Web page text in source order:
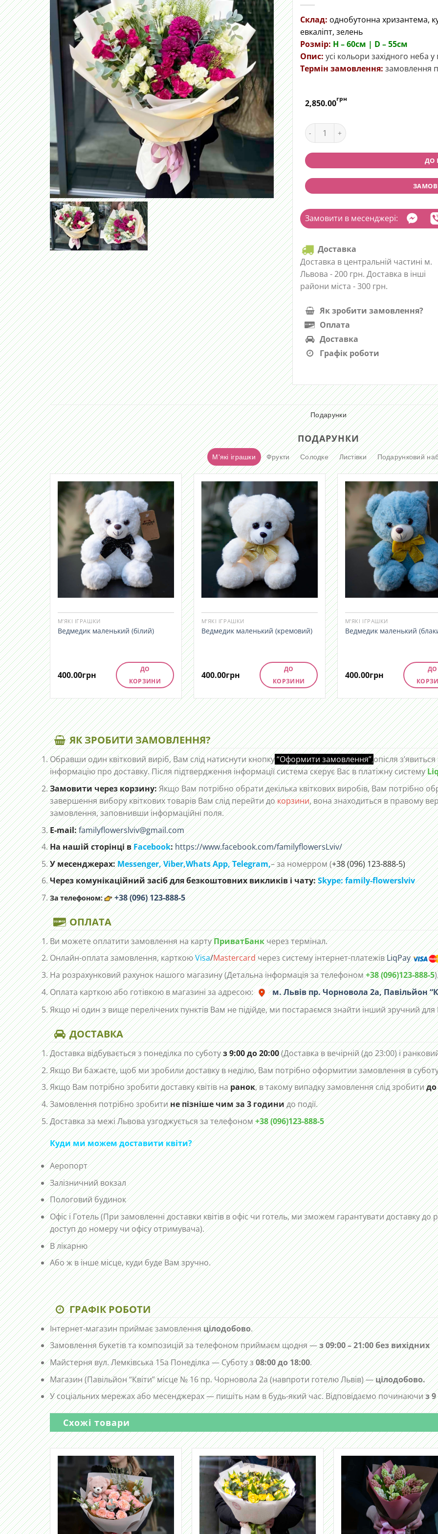
Склад: однобутонна хризантема,
евкаліпт, зелень
Розмір: H – 60cм | D – 55см
Опис: усі кольори західного неба
Термін замовлення: замовлення
2,850.00грн
Букет "Гірські сутінки" quantity
ДО
Замовити в месенджері:
Доставка
Доставка в центральній частині м.
Львова - 200 грн. Доставка в інші
райони міста - 300 грн.
Як зробити замовлення?
Оплата
Доставка
Графік роботи
Подарунки
ПОДАРУНКИ
М'які іграшки Фрукти Солодке Листівки Подарунковий
М’ЯКІ ІГРАШКИ
Ведмедик маленький (білий)
400.00грн
ДО
КОРЗИНИ
М’ЯКІ ІГРАШКИ
Ведмедик маленький (кремовий)
400.00грн
ДО
КОРЗИНИ
М’ЯКІ ІГРАШКИ
Ведмедик маленький
400.00грн
ДО
ЯК ЗРОБИТИ ЗАМОВЛЕННЯ?
Обравши один квітковий виріб, Вам слід натиснути кнопку“Оформити замовлення”,опісля
інформацію про доставку. Після підтвердження інформації система скерує Вас в платіжну систему
Замовити через корзину:Якщо Вам потрібно обрати декілька квіткових виробів, Вам потрібно
завершення вибору квіткових товарів Вам слід перейти докорзини, вона знаходиться в правому
замовлення, заповнивши інформаційні поля.
E-mail:familyflowerslviv@gmail.com
На нашій сторінці вFacebook:https://www.facebook.com/familyflowersLviv/
У месенджерах:Messenger,Viber,Whats App,Telegram,– за номерром (+38 (096) 123-888-5)
Через комунікаційний засіб для безкоштовних викликів і чату:Skype: family-flowerslviv
За телефоном: +38 (096) 123-888-5
ОПЛАТА
Ви можете оплатити замовлення на картуПриватБанкчерез термінал.
Онлайн-оплата замовлення, карткоюVisa/Mastercardчерез систему інтернет-платежівLiqPay
На розрахунковий рахунок нашого магазину (Детальна інформація за телефоном+38 (096)123-888-5
Оплата карткою або готівкою в магазині за адресою:
м. Львів пр. Чорновола 2а, Павільйон
Якщо ні один з вище перелічених пунктів Вам не підійде, ми постараємся знайти інший зручний для
ДОСТАВКА
Доставка відбувається з понеділка по суботуз 9:00 до 20:00(Доставка в вечірній (до 23:00) і
Якщо Ви бажаєте, щоб ми зробили доставку в неділю, Вам потрібно оформитии замовлення в
Якщо Вам потрібно зробити доставку квітів наранок, в такому випадку замовлення слід зробитидо
Замовлення потрібно зробитине пізніше чим за 3 годинидо події.
Доставка за межі Львова узгоджується за телефоном+38 (096)123-888-5
Куди ми можем доставити квіти?
Аеропорт
Залізничний вокзал
Пологовий будинок
Офіс і Готель (При замовленні доставки квітів в офіс чи готель, ми зможем гарантувати доставку до
доступ до номеру чи офісу отримувача).
В лікарню
Або ж в інше місце, куди буде Вам зручно.
ГРАФІК РОБОТИ
Інтернет-магазин приймає замовленняцілодобово.
Замовлення букетів та композицій за телефоном приймаєм щодня —з 09:00 – 21:00 без вихідних
Майстерня вул. Лемківська 15а Понеділка — Суботу з08:00 до 18:00.
Магазин (Павільйон “Квіти” місце № 16 пр. Чорновола 2а (навпроти готелю Львів) —цілодобово.
У соціальних мережах або месенджерах — пишіть нам в будь-який час. Відповідаємо починаючиз
Схожі товари